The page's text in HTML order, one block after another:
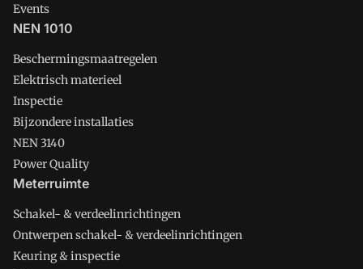
Events
NEN 1010
Beschermingsmaatregelen
Elektrisch materieel
Inspectie
Bijzondere installaties
NEN 3140
Power Quality
Meterruimte
Schakel- & verdeelinrichtingen
Ontwerpen schakel- & verdeelinrichtingen
Keuring & inspectie